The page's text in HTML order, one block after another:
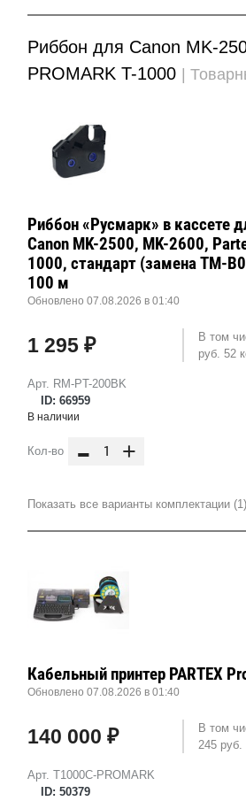
Риббон для Canon MK-
PROMARK T-1000
|
Арт. RM-PT-200BK
ID: 66959
Риббон «Русмарк» в кассете
Canon MK-2500, MK-2600,
1000, стандарт (замена TM-
100 м
Обновлено 07.08.2026 в 01:40
1 295 ₽
В том
руб. 52
В наличии
Кол-во - +
Показать все варианты комплектации (1)
Арт. T1000С-PROМARK
ID: 50379
Кабельный принтер PARTEX
Обновлено 07.08.2026 в 01:40
140 000 ₽
В том
245 руб.